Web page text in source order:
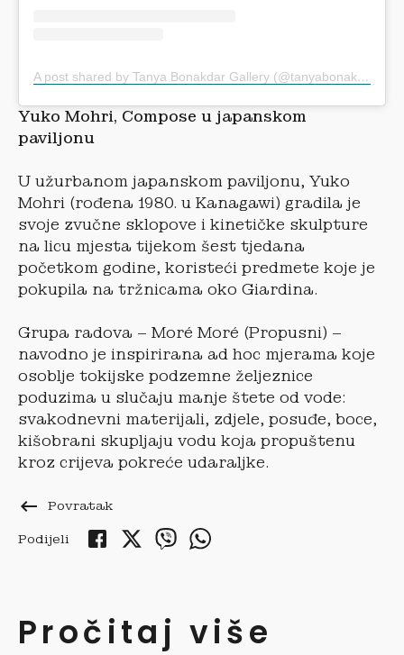
A post shared by Tanya Bonakdar Gallery (@tanyabonakdargallery)
Yuko Mohri, Compose u japanskom
paviljonu
U užurbanom japanskom paviljonu, Yuko
Mohri (rođena 1980. u Kanagawi) gradila je
svoje zvučne sklopove i kinetičke skulpture
na licu mjesta tijekom šest tjedana
početkom godine, koristeći predmete koje je
pokupila na tržnicama oko Giardina.
Grupa radova – Moré Moré (Propusni) –
navodno je inspirirana ad hoc mjerama koje
osoblje tokijske podzemne željeznice
poduzima u slučaju manje štete od vode:
svakodnevni materijali, zdjele, posuđe, boce,
kišobrani skupljaju vodu koja propuštenu
kroz crijeva pokreće udaraljke.
keyboard_backspace Povratak
Podijeli
Pročitaj više